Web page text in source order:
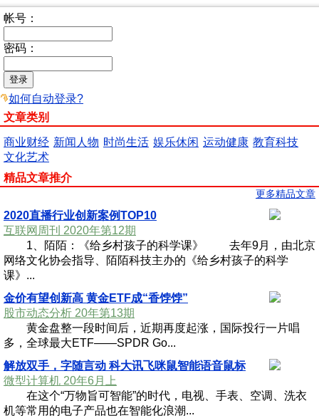
帐号：
密码：
如何自动登录?
文章类别
商业财经 新闻人物 时尚生活 娱乐休闲 运动健康 教育科技
文化艺术
精品文章推介
更多精品文章
2020直播行业创新案例TOP10
互联网周刊 2020年第12期
1、陌陌：《给乡村孩子的科学课》 去年9月，由北京
网络文化协会指导、陌陌科技主办的《给乡村孩子的科学
课》...
金价有望创新高 黄金ETF成“香饽饽”
股市动态分析 20年第13期
黄金盘整一段时间后，近期再度起涨，国际投行一片唱
多，全球最大ETF——SPDR Go...
解放双手，字随言动 科大讯飞咪鼠智能语音鼠标
微型计算机 20年6月上
在这个“万物旨可智能”的时代，电视、手表、空调、洗衣
机等常用的电子产品也在智能化浪潮...